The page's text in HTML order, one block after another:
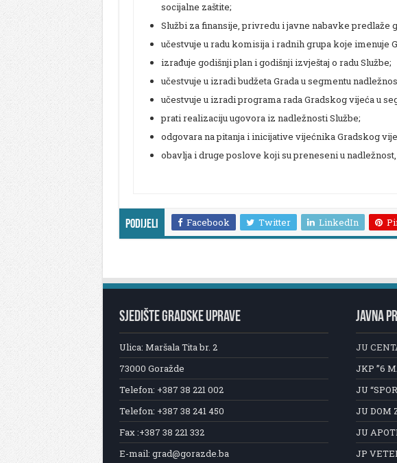
socijalne zaštite;
Službi za finansije, privredu i javne nabavke predlaže
učestvuje u radu komisija i radnih grupa koje imenuje
izrađuje godišnji plan i godišnji izvještaj o radu Službe;
učestvuje u izradi budžeta Grada u segmentu
učestvuje u izradi programa rada Gradskog vijeća u
prati realizaciju ugovora iz nadležnosti Službe;
odgovara na pitanja i inicijative vijećnika Gradskog
obavlja i druge poslove koji su preneseni u
Podijeli Facebook Twitter LinkedIn
SJEDIŠTE GRADSKE UPRAVE
Ulica: Maršala Tita br. 2
73000 Goražde
Telefon: +387 38 221 002
Telefon: +387 38 241 450
Fax :+387 38 221 332
E-mail: grad@gorazde.ba
JAVNA
JU
JKP ”6
JU
JU DOM
JU
JP